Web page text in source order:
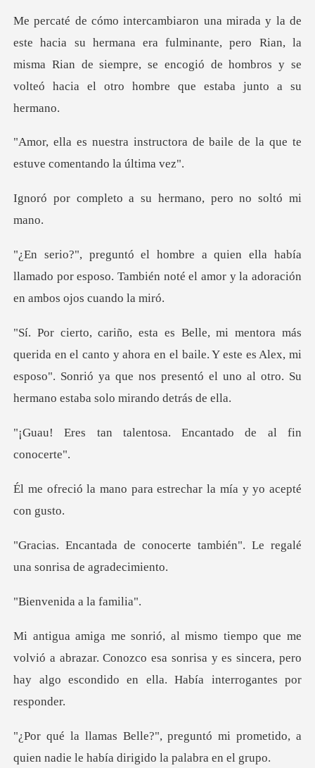
ana era fulminante, pero Rian, la
misma Rian de siempre, se encogió de
tora de baile de la que te
est
a su hermano, pero
había
llamado por esposo. También noté el amor
nto y ahora en el baile. Y este es Alex, mi
esposo". Sonrió ya que nos
entosa. Encantado de
para estrechar la mía
erte también". Le regalé
una
da a la f
a abrazar. Conozco esa sonrisa y es sincera, pero
hay al
ó mi prometido, a
quien nadie le hab